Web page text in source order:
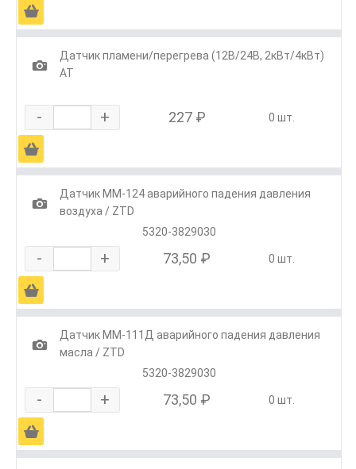
Ä
1
Датчик пламени/перегрева (12В/24В, 2кВт/4кВт)
АТ
- + 227 ₽ 0 шт.
Ä
1
Датчик ММ-124 аварийного падения давления
воздуха / ZTD
5320-3829030
- + 73,50 ₽ 0 шт.
Ä
1
Датчик ММ-111Д аварийного падения давления
масла / ZTD
5320-3829030
- + 73,50 ₽ 0 шт.
Ä